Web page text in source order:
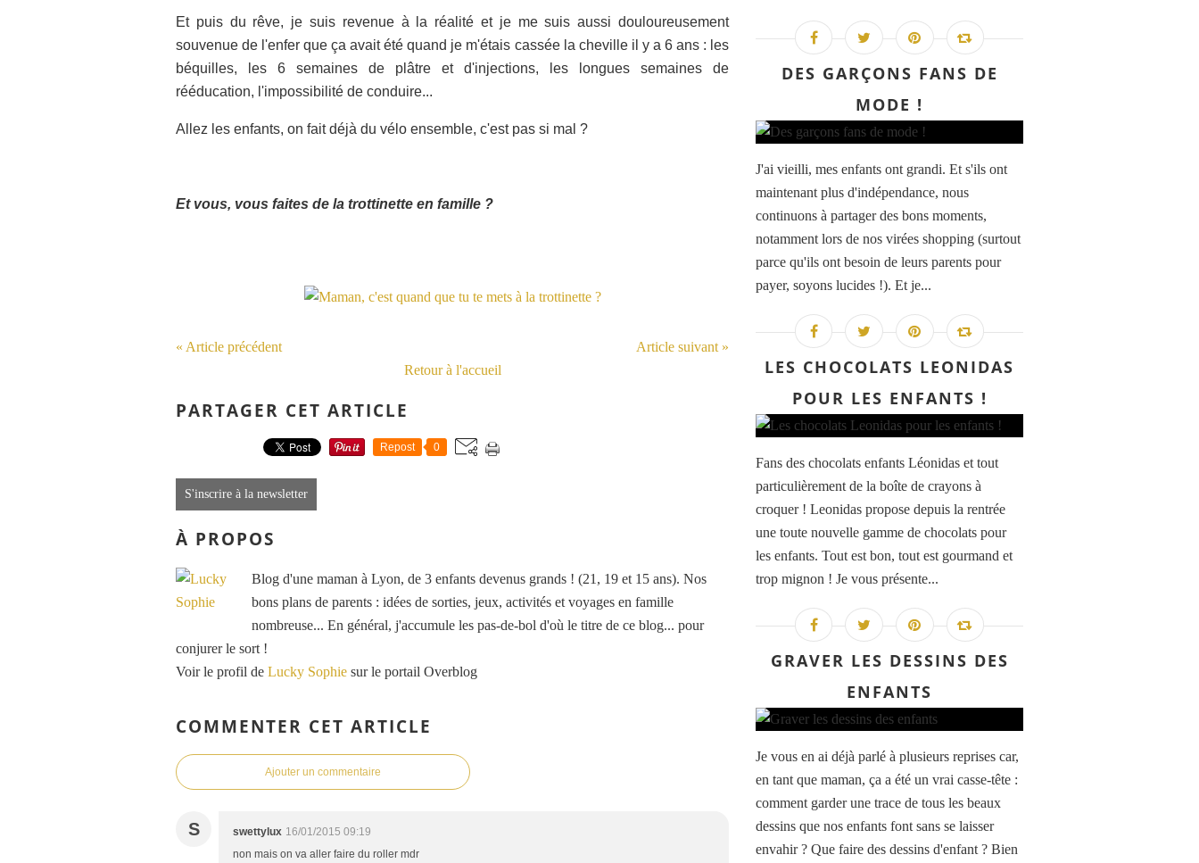
Et puis du rêve, je suis revenue à la réalité et je me suis aussi douloureusement
souvenue de l'enfer que ça avait été quand je m'étais cassée la cheville il y a 6 ans : les
béquilles, les 6 semaines de plâtre et d'injections, les longues semaines de
rééducation, l'impossibilité de conduire...
Allez les enfants, on fait déjà du vélo ensemble, c'est pas si mal ?
Et vous, vous faites de la trottinette en famille ?
« Article précédent
Article suivant »
Retour à l'accueil
PARTAGER CET ARTICLE
Repost 0
S'inscrire à la newsletter
À PROPOS
Blog d'une maman à Lyon, de 3 enfants devenus grands ! (21, 19 et 15 ans). Nos
bons plans de parents : idées de sorties, jeux, activités et voyages en famille
nombreuse... En général, j'accumule les pas-de-bol d'où le titre de ce blog... pour
conjurer le sort !
Voir le profil de Lucky Sophie sur le portail Overblog
COMMENTER CET ARTICLE
Ajouter un commentaire
S swettylux 16/01/2015 09:19
non mais on va aller faire du roller mdr
DES GARÇONS FANS DE
MODE !
J'ai vieilli, mes enfants ont grandi. Et s'ils ont
maintenant plus d'indépendance, nous
continuons à partager des bons moments,
notamment lors de nos virées shopping (surtout
parce qu'ils ont besoin de leurs parents pour
payer, soyons lucides !). Et je...
LES CHOCOLATS LEONIDAS
POUR LES ENFANTS !
Fans des chocolats enfants Léonidas et tout
particulièrement de la boîte de crayons à
croquer ! Leonidas propose depuis la rentrée
une toute nouvelle gamme de chocolats pour
les enfants. Tout est bon, tout est gourmand et
trop mignon ! Je vous présente...
GRAVER LES DESSINS DES
ENFANTS
Je vous en ai déjà parlé à plusieurs reprises car,
en tant que maman, ça a été un vrai casse-tête :
comment garder une trace de tous les beaux
dessins que nos enfants font sans se laisser
envahir ? Que faire des dessins d'enfant ? Bien